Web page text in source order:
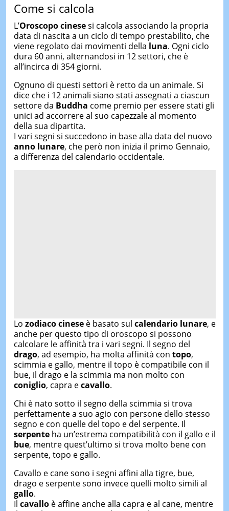
Come si calcola
L’Oroscopo cinesesi calcola associando la propria
data di nascita a un ciclo di tempo prestabilito, che
viene regolato dai movimenti della luna. Ogni ciclo
dura 60 anni, alternandosi in 12 settori, che è
all’incirca di 354 giorni.
Ognuno di questi settori è retto da un animale. Si
dice che i 12 animali siano stati assegnati a ciascun
settore da Buddha come premio per essere stati gli
unici ad accorrere al suo capezzale al momento
della sua dipartita.
I vari segni si succedono in base alla data del nuovo
anno lunare, che però non inizia il primo Gennaio,
a differenza del calendario occidentale.
Lo zodiaco cineseè basato sul calendario lunare, e
anche per questo tipo di oroscopo si possono
calcolare le affinità tra i vari segni. Il segno del
drago, ad esempio, ha molta affinità con topo,
scimmia e gallo, mentre il topo è compatibile con il
bue, il drago e la scimmia ma non molto con
coniglio, capra ecavallo.
Chi è nato sotto il segno della scimmia si trova
perfettamente a suo agio con persone dello stesso
segno e con quelle del topo e del serpente. Il
serpenteha un’estrema compatibilità con il gallo e il
bue, mentre quest’ultimo si trova molto bene con
serpente, topo e gallo.
Cavallo e cane sono i segni affini alla tigre, bue,
drago e serpente sono invece quelli molto simili al
gallo.
Il cavalloè affine anche alla capra e al cane, mentre